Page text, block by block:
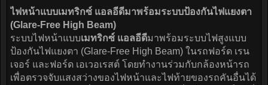
ไฟหน้าแบบเมทริกซ์ แอลอีดีมาพร้อมระบบป้องกันไฟแยงตา
(Glare-Free High Beam)
ระบบไฟหน้าแบบเมทริกซ์ แอลอีดีมาพร้อมระบบไฟสูงแบบ
ป้องกันไฟแยงตา (Glare-Free High Beam) ในรถฟอร์ด เรน
เจอร์ และฟอร์ด เอเวอเรสต์ โดยทำงานร่วมกับกล้องหน้ารถ
เพื่อตรวจจับแสงสว่างของไฟหน้าและไฟท้ายของรถคันอื่นได้